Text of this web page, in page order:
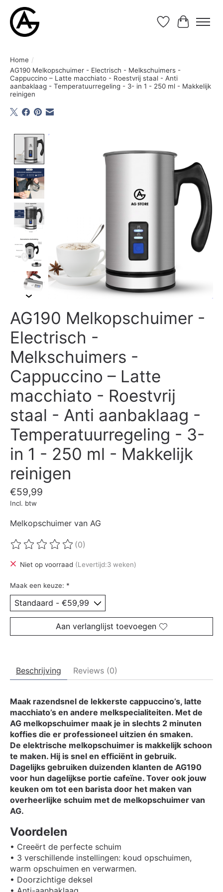
Verlanglijst
Home /
AG190 Melkopschuimer - Electrisch - Melkschuimers -
Cappuccino – Latte macchiato - Roestvrij staal - Anti
aanbaklaag - Temperatuurregeling - 3- in 1 - 250 ml - Makkelijk
reinigen
AG190 Melkopschuimer -
Electrisch -
Melkschuimers -
Cappuccino – Latte
macchiato - Roestvrij
staal - Anti aanbaklaag -
Temperatuurregeling - 3-
in 1 - 250 ml - Makkelijk
reinigen
€59,99
Incl. btw
Melkopschuimer van AG
De beoordeling van dit product is
(0)
Niet op voorraad (Levertijd:3 weken)
Maak een keuze: *
Aan verlanglijst toevoegen
Beschrijving Reviews (0)
Maak razendsnel de lekkerste cappuccino’s, latte
macchiato’s en andere melkspecialiteiten. Met de
AG melkopschuimer maak je in slechts 2 minuten
koffies die er professioneel uitzien én smaken.
De elektrische melkopschuimer is makkelijk schoon
te maken. Hij is snel en efficiënt in gebruik.
Dagelijks gebruiken duizenden klanten de AG190
voor hun dagelijkse portie cafeïne. Tover ook jouw
keuken om tot een barista door het maken van
overheerlijke schuim met de melkopschuimer van
AG.
Voordelen
• Creeërt de perfecte schuim
• 3 verschillende instellingen: koud opschuimen,
warm opschuimen en verwarmen.
• Doorzichtige deksel